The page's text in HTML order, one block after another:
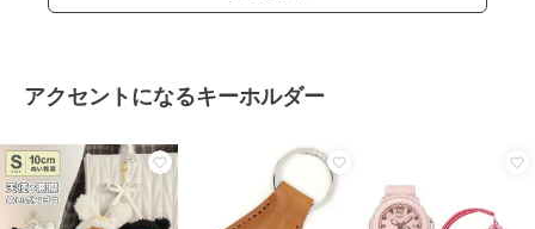
アクセントになるキーホルダー